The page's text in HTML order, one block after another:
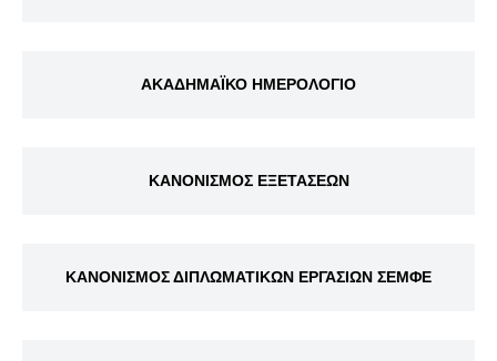
ΑΚΑΔΗΜΑΪΚΟ ΗΜΕΡΟΛΟΓΙΟ
ΚΑΝΟΝΙΣΜΟΣ ΕΞΕΤΑΣΕΩΝ
ΚΑΝΟΝΙΣΜΟΣ ΔΙΠΛΩΜΑΤΙΚΩΝ ΕΡΓΑΣΙΩΝ ΣΕΜΦΕ